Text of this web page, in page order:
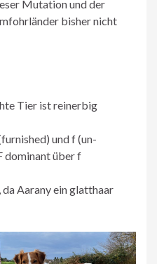
Mutation und der
bisher nicht
Tier ist reinerbig
und f (un-
dominant über f
Aarany ein glatthaar